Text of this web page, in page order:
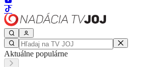
Aktuálne populárne